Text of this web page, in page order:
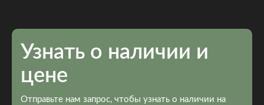
Узнать о наличии и
цене
Отправьте нам запрос, чтобы узнать о наличии на